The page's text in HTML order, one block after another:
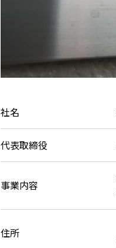
社名
代表取締役
事業内容
住所